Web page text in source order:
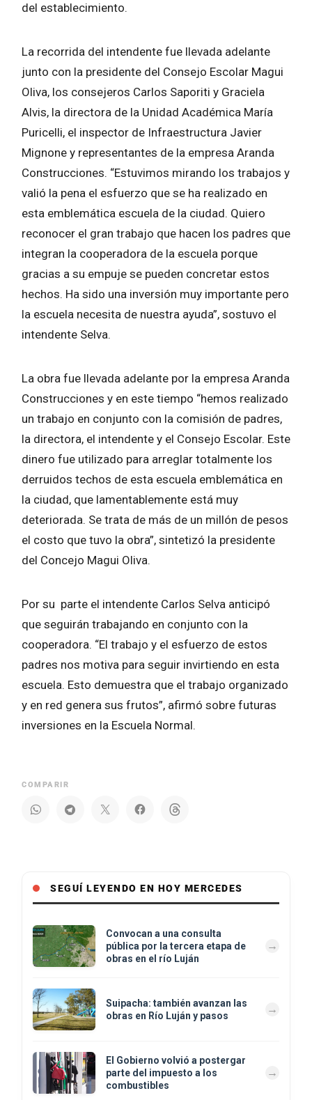
del establecimiento.
La recorrida del intendente fue llevada adelante
junto con la presidente del Consejo Escolar Magui
Oliva, los consejeros Carlos Saporiti y Graciela
Alvis, la directora de la Unidad Académica María
Puricelli, el inspector de Infraestructura Javier
Mignone y representantes de la empresa Aranda
Construcciones. “Estuvimos mirando los trabajos y
valió la pena el esfuerzo que se ha realizado en
esta emblemática escuela de la ciudad. Quiero
reconocer el gran trabajo que hacen los padres que
integran la cooperadora de la escuela porque
gracias a su empuje se pueden concretar estos
hechos. Ha sido una inversión muy importante pero
la escuela necesita de nuestra ayuda”, sostuvo el
intendente Selva.
La obra fue llevada adelante por la empresa Aranda
Construcciones y en este tiempo “hemos realizado
un trabajo en conjunto con la comisión de padres,
la directora, el intendente y el Consejo Escolar. Este
dinero fue utilizado para arreglar totalmente los
derruidos techos de esta escuela emblemática en
la ciudad, que lamentablemente está muy
deteriorada. Se trata de más de un millón de pesos
el costo que tuvo la obra”, sintetizó la presidente
del Concejo Magui Oliva.
Por su parte el intendente Carlos Selva anticipó
que seguirán trabajando en conjunto con la
cooperadora. “El trabajo y el esfuerzo de estos
padres nos motiva para seguir invirtiendo en esta
escuela. Esto demuestra que el trabajo organizado
y en red genera sus frutos”, afirmó sobre futuras
inversiones en la Escuela Normal.
COMPARIR
SEGUÍ LEYENDO EN HOY MERCEDES
Convocan a una consulta
pública por la tercera etapa de
obras en el río Luján
Suipacha: también avanzan las
obras en Río Luján y pasos
El Gobierno volvió a postergar
parte del impuesto a los
combustibles